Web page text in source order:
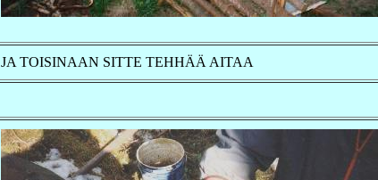
JA TOISINAAN SITTE TEHHÄÄ AITAA